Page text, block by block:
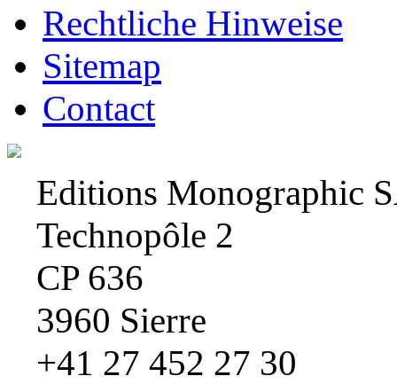
Rechtliche Hinweise
Sitemap
Contact
Editions Monographic
Technopôle 2
CP 636
3960 Sierre
+41 27 452 27 30